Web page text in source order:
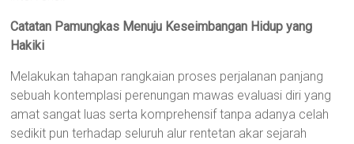
Catatan Pamungkas Menuju Keseimbangan Hidup yang
Hakiki
Melakukan tahapan rangkaian proses perjalanan panjang
sebuah kontemplasi perenungan mawas evaluasi diri yang
amat sangat luas serta komprehensif tanpa adanya celah
sedikit pun terhadap seluruh alur rentetan akar sejarah